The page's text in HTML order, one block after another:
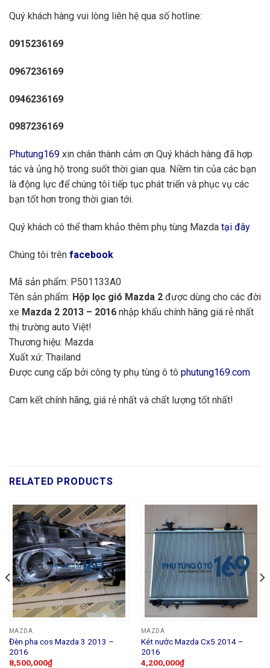
Quý khách hàng vui lòng liên hệ qua số hotline:
0915236169
0967236169
0946236169
0987236169
Phutung169 xin chân thành cảm ơn Quý khách hàng đã hợp
tác và ủng hộ trong suốt thời gian qua. Niềm tin của các bạn
là động lực để chúng tôi tiếp tục phát triển và phục vụ các
bạn tốt hơn trong thời gian tới.
Quý khách có thể tham khảo thêm phụ tùng Mazda tại đây
Chúng tôi trên facebook
Mã sản phẩm: P501133A0
Tên sản phẩm: Hộp lọc gió Mazda 2 được dùng cho các đời
xe Mazda 2 2013 – 2016 nhập khẩu chính hãng giá rẻ nhất
thị trường auto Việt!
Thương hiệu: Mazda
Xuất xứ: Thailand
Được cung cấp bởi công ty phụ tùng ô tô phutung169.com
Cam kết chính hãng, giá rẻ nhất và chất lượng tốt nhất!
RELATED PRODUCTS
MAZDA
Đèn pha cos Mazda 3 2013 –
2016
8,500,000₫
MAZDA
Két nước Mazda Cx5 2014 –
2016
4,200,000₫